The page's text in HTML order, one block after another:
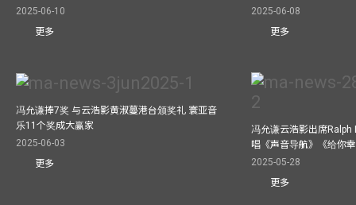
2025-06-10
更多
2025-06-08
更多
冯允谦捧7奖 与云浩影黄淑蔓港台颁奖礼 寰亚音
乐11个奖成大赢家
2025-06-03
更多
冯允谦云浩影出席
唱《声音导航》《给你
2025-05-28
更多